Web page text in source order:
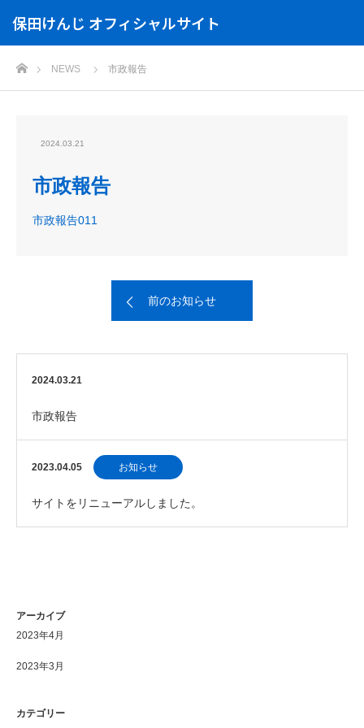
保田けんじ オフィシャルサイト
ホームNEWS 市政報告
2024.03.21
市政報告
市政報告011
前のお知らせ
2024.03.21
市政報告
2023.04.05 お知らせ
サイトをリニューアルしました。
アーカイブ
2023年4月
2023年3月
カテゴリー